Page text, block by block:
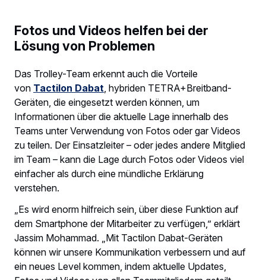
Fotos und Videos helfen bei der
Lösung von Problemen
Das Trolley-Team erkennt auch die Vorteile
von Tactilon Dabat , hybriden TETRA+Breitband-
Geräten, die eingesetzt werden können, um
Informationen über die aktuelle Lage innerhalb des
Teams unter Verwendung von Fotos oder gar Videos
zu teilen. Der Einsatzleiter – oder jedes andere Mitglied
im Team – kann die Lage durch Fotos oder Videos viel
einfacher als durch eine mündliche Erklärung
verstehen.
„Es wird enorm hilfreich sein, über diese Funktion auf
dem Smartphone der Mitarbeiter zu verfügen,” erklärt
Jassim Mohammad. „Mit Tactilon Dabat-Geräten
können wir unsere Kommunikation verbessern und auf
ein neues Level kommen, indem aktuelle Updates,